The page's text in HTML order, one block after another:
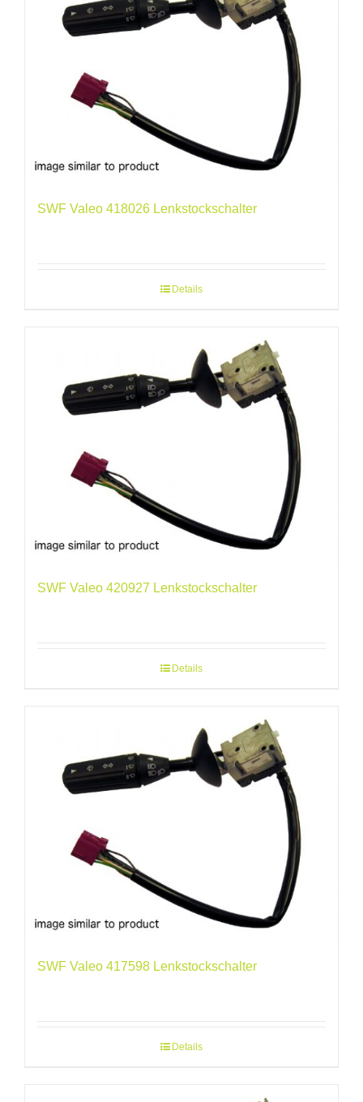
SWF Valeo 418026 Lenkstockschalter
Details
SWF Valeo 420927 Lenkstockschalter
Details
SWF Valeo 417598 Lenkstockschalter
Details